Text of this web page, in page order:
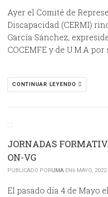
Ayer el Comité de
Discapacidad (CERMI)
García Sánchez,
COCEMFE y de U.M.A
CONTINUAR LEYENDO
JORNADAS
ON-VG
PUBLICADO PORUMA EN6 MAYO, 2022
El pasado día 4 de Mayo